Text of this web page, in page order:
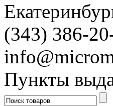
(343) 386-
Пункты